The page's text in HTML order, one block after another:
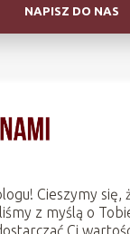
NAPISZ DO NAS
Cieszymy się,
z myślą o
Ci